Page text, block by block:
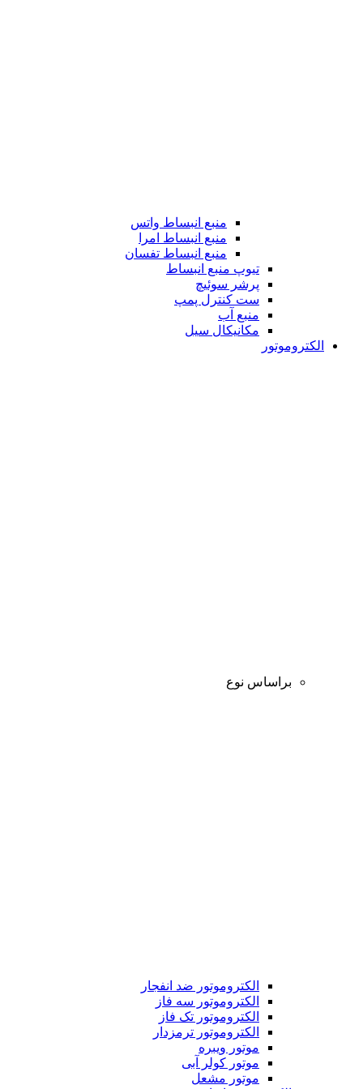
منبع انبساط واتس
منبع انبساط امرا
منبع انبساط تفسان
تیوپ منبع انبساط
پرشر سوئیچ
ست کنترل پمپ
منبع آب
مکانیکال سیل
الکتروموتور
براساس نوع
الکتروموتور ضد انفجار
الکتروموتور سه فاز
الکتروموتور تک فاز
الکتروموتور ترمزدار
موتور ویبره
موتور کولر آبی
موتور مشعل